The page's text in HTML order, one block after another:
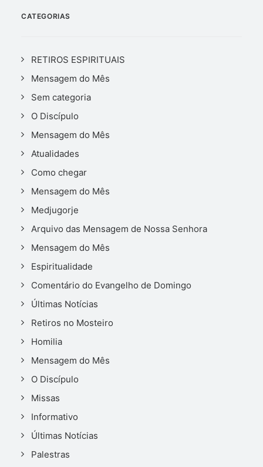
CATEGORIAS
RETIROS ESPIRITUAIS
Mensagem do Mês
Sem categoria
O Discípulo
Mensagem do Mês
Atualidades
Como chegar
Mensagem do Mês
Medjugorje
Arquivo das Mensagem de Nossa Senhora
Mensagem do Mês
Espiritualidade
Comentário do Evangelho de Domingo
Últimas Notícias
Retiros no Mosteiro
Homilia
Mensagem do Mês
O Discípulo
Missas
Informativo
Últimas Notícias
Palestras